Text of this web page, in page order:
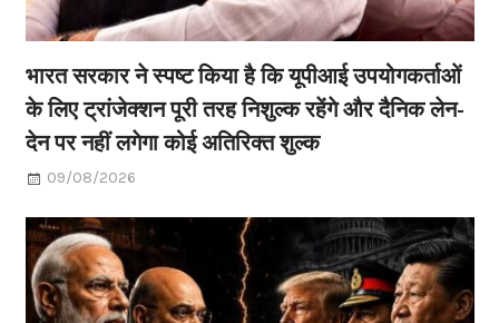
भारत सरकार ने स्पष्ट किया है कि यूपीआई उपयोगकर्ताओं
के लिए ट्रांजेक्शन पूरी तरह निशुल्क रहेंगे और दैनिक लेन-
देन पर नहीं लगेगा कोई अतिरिक्त शुल्क
09/08/2026